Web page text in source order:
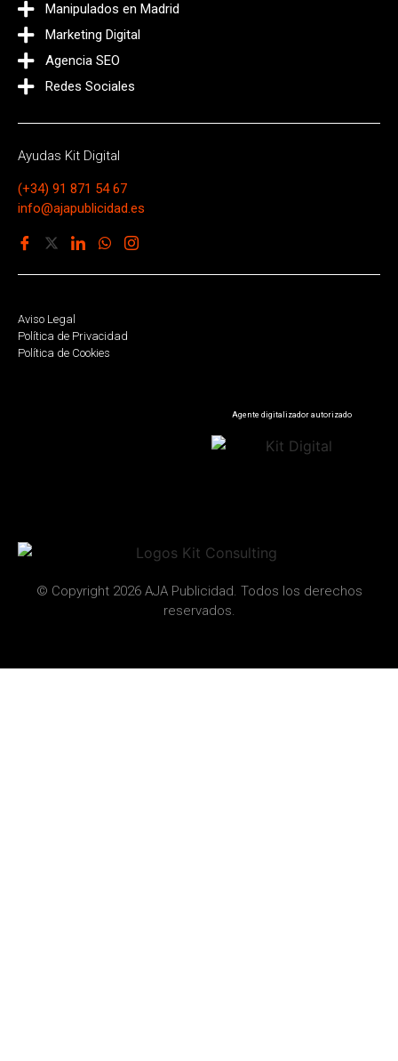
Manipulados en Madrid
Marketing Digital
Agencia SEO
Redes Sociales
Ayudas Kit Digital
(+34) 91 871 54 67
info@ajapublicidad.es
Aviso Legal
Política de Privacidad
Política de Cookies
Agente digitalizador autorizado
© Copyright 2026 AJA Publicidad. Todos los derechos
reservados.